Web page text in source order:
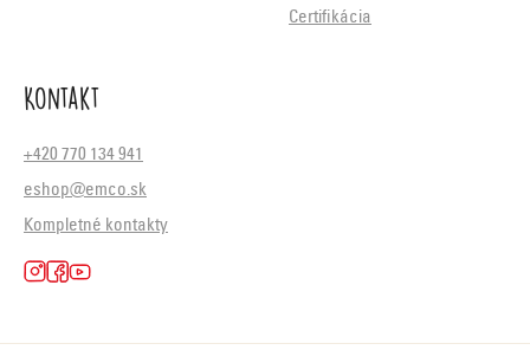
Certifikácia
Kontakt
+420 770 134 941
eshop@emco.sk
Kompletné kontakty